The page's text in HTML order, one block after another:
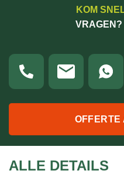
KOM
VRAGEN?
OFFERTE
ALLE DETAILS